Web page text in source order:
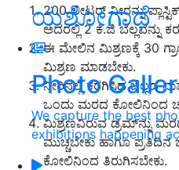
ಯಶೋಗಾಥೆ
Photo
We capture the best
exhibitions happening
200 ಲೀಟರ್ ನೀರನ್ನು
ಅದರಲ್ಲಿ 2 ಕೆ.ಜಿ ಬೆಲ್ಲವನ್ನು
ಈ ಮೇಲಿನ ಮಿಶ್ರಣಕ್ಕೆ 30
ಮಿಶ್ರಣ ಮಾಡಬೇಕು.
ನೀರಿನಲ್ಲಿ ಕರಗಿಸಿದ ಬೆಲ್ಲದ
ಒಂದು ಮರದ ಕೋಲಿನಿಂದ
ಮಿಶ್ರಣವಿರುವ ಡ್ರಮ್‌ನ್ನು
ಮುಚ್ಚಬೇಕು ಹಾಗೂ
ಕೋಲಿನಿಂದ ತಿರುಗಿಸಬೇಕು.